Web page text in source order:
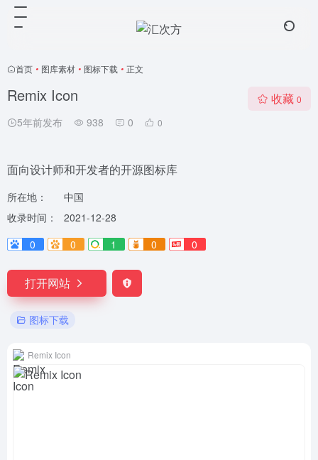
首页 • 图库素材 • 图标下载 • 正文
Remix Icon
5年前发布 938 0 0
收藏 0
面向设计师和开发者的开源图标库
所在地：
中国
收录时间：
2021-12-28
0
0 1 0 0
打开网站
图标下载
Remix Icon